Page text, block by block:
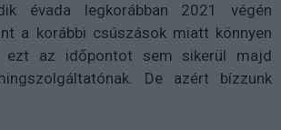
évada legkorábban 2021 végén
a korábbi csúszások miatt könnyen
ezt az időpontot sem sikerül majd
De azért bízzunk